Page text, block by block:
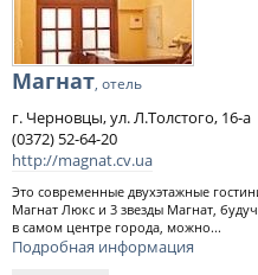
Магнат, отель
г. Черновцы, ул. Л.Толстого, 16-а
(0372) 52-64-20
http://magnat.cv.ua
Это современные двухэтажные
Магнат Люкс и 3 звезды Магнат,
в самом центре города, можно...
Подробная информация